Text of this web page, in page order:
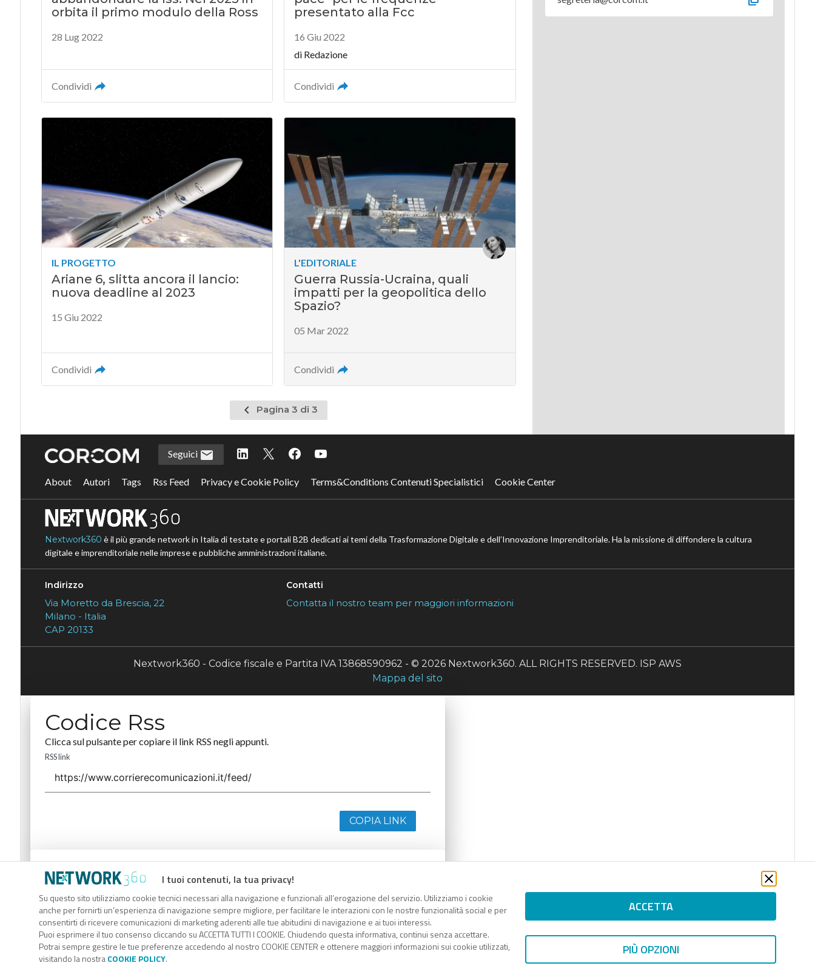
orbita il primo modulo della Ross
28 Lug 2022
Condividi
presentato alla Fcc
16 Giu 2022
di Redazione
Condividi
IL PROGETTO
Ariane 6, slitta ancora il lancio:
nuova deadline al 2023
15 Giu 2022
Condividi
L'EDITORIALE
Guerra Russia-Ucraina, quali
impatti per la geopolitica dello
Spazio?
05 Mar 2022
Condividi
Pagina
precedente
Pagina 3 di 3
I tuoi contenuti, la tua privacy!
Su questo sito utilizziamo cookie tecnici necessari alla navigazione e funzionali all’erogazione del servizio. Utilizziamo i cookie
anche per fornirti un’esperienza di navigazione sempre migliore, per facilitare le interazioni con le nostre funzionalità social e per
consentirti di ricevere comunicazioni di marketing aderenti alle tue abitudini di navigazione e ai tuoi interessi.
Puoi esprimere il tuo consenso cliccando su ACCETTA TUTTI I COOKIE. Chiudendo questa informativa, continui senza accettare.
Potrai sempre gestire le tue preferenze accedendo al nostro COOKIE CENTER e ottenere maggiori informazioni sui cookie utilizzati,
visitando la nostraCOOKIE POLICY.
ACCETTA
PIÙ OPZIONI
Seguici
About Autori Tags Rss Feed Privacy e Cookie Policy Terms&Conditions Contenuti Specialistici Cookie Center
Nextwork360 è il più grande network in Italia di testate e portali B2B dedicati ai temi della Trasformazione Digitale e dell’Innovazione Imprenditoriale. Ha la missione di diffondere la cultura
digitale e imprenditoriale nelle imprese e pubbliche amministrazioni italiane.
Indirizzo
Via Moretto da Brescia, 22
Milano - Italia
CAP 20133
Contatti
Contatta il nostro team per maggiori informazioni
Nextwork360 - Codice fiscale e Partita IVA 13868590962 - © 2026 Nextwork360. ALL RIGHTS RESERVED. ISP AWS
Mappa del sito
Codice Rss
Clicca sul pulsante per copiare il link RSS negli appunti.
RSS link
COPIA LINK
Codice Rss
Clicca sul pulsante per copiare il link RSS negli appunti.
RSS link